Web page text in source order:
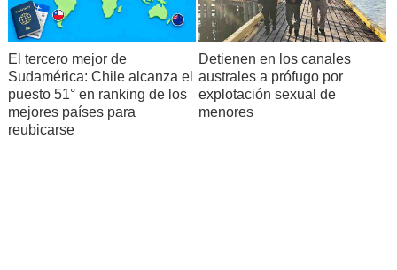
El tercero mejor de
Sudamérica: Chile alcanza el
puesto 51° en ranking de los
mejores países para
reubicarse
Detienen en los canales
australes a prófugo por
explotación sexual de
menores